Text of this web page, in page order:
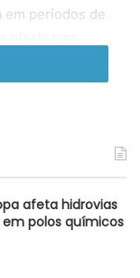
períodos de
do
de gás
afeta hidrovias
polos químicos